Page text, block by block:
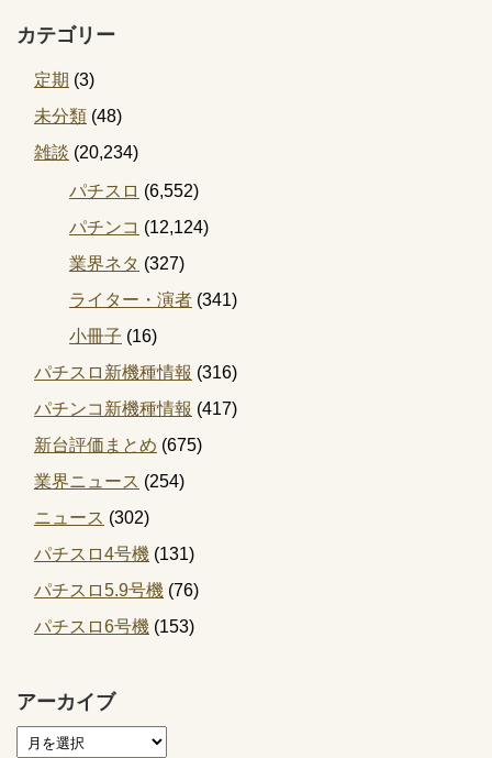
カテゴリー
定期 (3)
未分類 (48)
雑談 (20,234)
パチスロ (6,552)
パチンコ (12,124)
業界ネタ (327)
ライター・演者 (341)
小冊子 (16)
パチスロ新機種情報 (316)
パチンコ新機種情報 (417)
新台評価まとめ (675)
業界ニュース (254)
ニュース (302)
パチスロ4号機 (131)
パチスロ5.9号機 (76)
パチスロ6号機 (153)
アーカイブ